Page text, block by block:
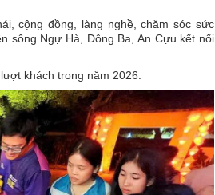
cộng đồng, làng nghề, chăm sóc sức
sông Ngự Hà, Đông Ba, An Cựu kết nối
khách trong năm 2026.